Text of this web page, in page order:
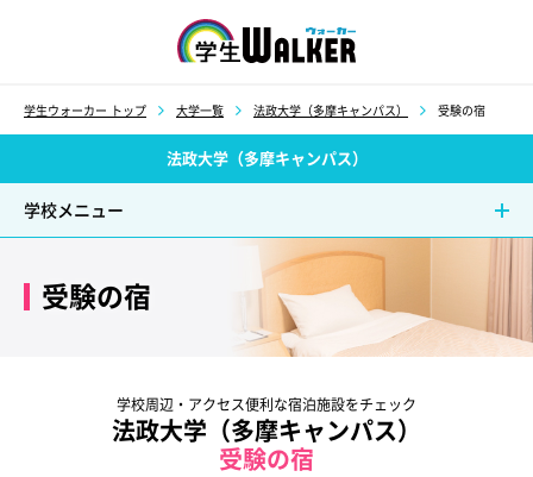
学生ウォーカー トップ 大学一覧 法政大学（多摩キャンパス） 受験の宿
法政大学（多摩キャンパス）
学校メニュー
受験の宿
学校周辺・アクセス便利な宿泊施設をチェック
法政大学（多摩キャンパス）
受験の宿